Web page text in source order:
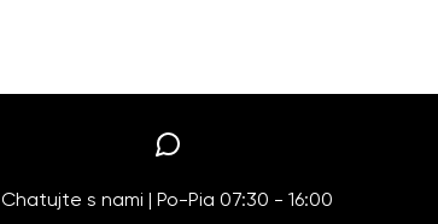
Chatujte s nami | Po-Pia 07:30 - 16:00